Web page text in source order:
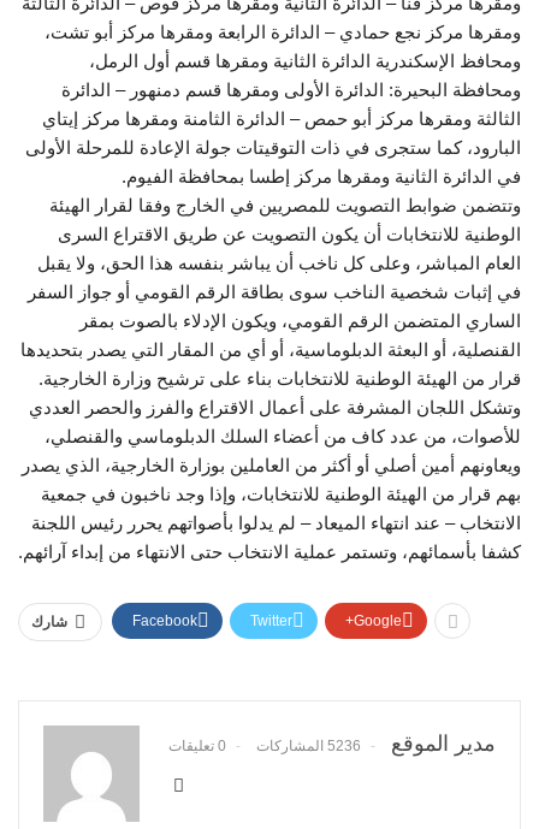
ومقرها مركز نجع حمادي – الدائرة الرابعة ومقرها مركز أبو تشت،
ومحافظ الإسكندرية الدائرة الثانية ومقرها قسم أول الرمل،
ومحافظة البحيرة: الدائرة الأولى ومقرها قسم دمنهور – الدائرة
الثالثة ومقرها مركز أبو حمص – الدائرة الثامنة ومقرها مركز إيتاي
البارود، كما ستجرى في ذات التوقيتات جولة الإعادة للمرحلة الأولى
في الدائرة الثانية ومقرها مركز إطسا بمحافظة الفيوم.
وتتضمن ضوابط التصويت للمصريين في الخارج وفقا لقرار الهيئة
الوطنية للانتخابات أن يكون التصويت عن طريق الاقتراع السرى
العام المباشر، وعلى كل ناخب أن يباشر بنفسه هذا الحق، ولا يقبل
في إثبات شخصية الناخب سوى بطاقة الرقم القومي أو جواز السفر
الساري المتضمن الرقم القومي، ويكون الإدلاء بالصوت بمقر
القنصلية، أو البعثة الدبلوماسية، أو أي من المقار التي يصدر بتحديدها
قرار من الهيئة الوطنية للانتخابات بناء على ترشيح وزارة الخارجية.
وتشكل اللجان المشرفة على أعمال الاقتراع والفرز والحصر العددي
للأصوات، من عدد كاف من أعضاء السلك الدبلوماسي والقنصلي،
ويعاونهم أمين أصلي أو أكثر من العاملين بوزارة الخارجية، الذي يصدر
بهم قرار من الهيئة الوطنية للانتخابات، وإذا وجد ناخبون في جمعية
الانتخاب – عند انتهاء الميعاد – لم يدلوا بأصواتهم يحرر رئيس اللجنة
كشفا بأسمائهم، وتستمر عملية الانتخاب حتى الانتهاء من إبداء آرائهم.
شارك Facebook Twitter Google+
مدير الموقع 5236 المشاركات 0 تعليقات